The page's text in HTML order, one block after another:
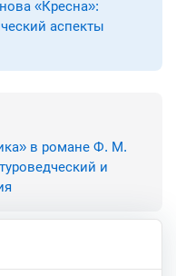
«Кресна»:
аспекты
в романе Ф. М.
и